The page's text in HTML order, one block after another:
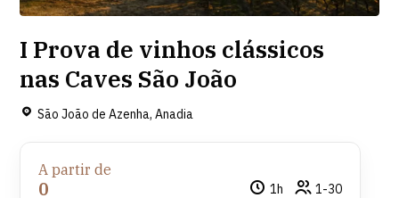
I Prova de vinhos clássicos
nas Caves São João
São João de Azenha, Anadia
A partir de
0 1h 1-30